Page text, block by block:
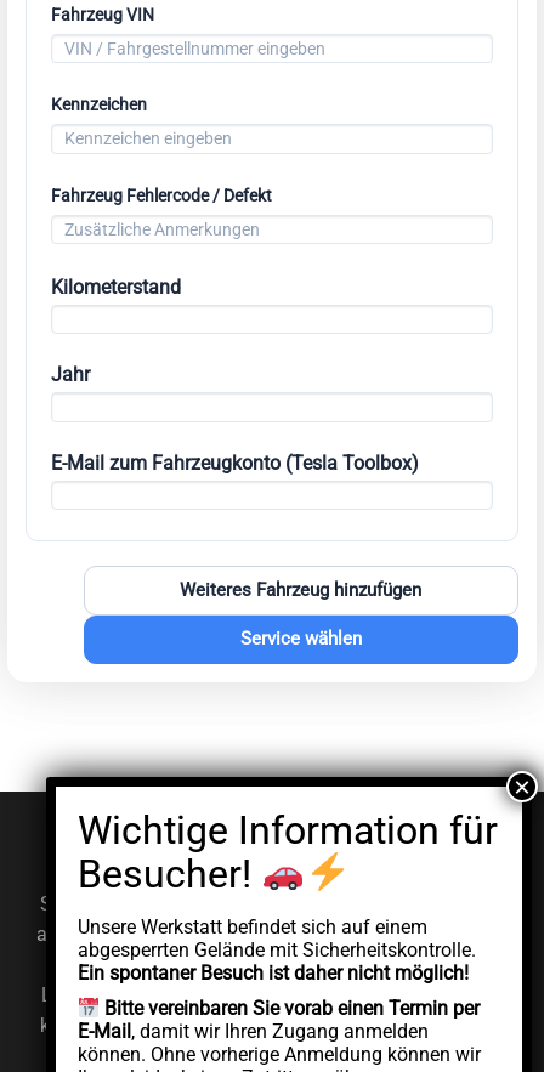
Fahrzeug VIN
Kennzeichen
Fahrzeug Fehlercode / Defekt
Kilometerstand
Jahr
E-Mail zum Fahrzeugkonto (Tesla Toolbox)
Weiteres Fahrzeug hinzufügen
Service wählen
© EV Clinic 2026
Impressum Datenschutzerklärung
Serviceleistungen, Diagnosen und Reparaturen werden
ausschließlich von der autorisierten juristischen Person
AddCycle GMBH durchgeführt, die unabhängig unter
Lizenz der Marke EV Clinic agiert. EV Clinic übernimmt
keine Verantwortung für die Ausführung, das Ergebnis,
die Preisgestaltung, die Gewährleistung oder etwaige
Unsere Werkstatt befindet sich auf einem
abgesperrten Gelände mit Sicherheitskontrolle.
Ein spontaner Besuch ist daher nicht möglich!
Bitte vereinbaren Sie vorab einen Termin per
E-Mail, damit wir Ihren Zugang anmelden
können. Ohne vorherige Anmeldung können wir